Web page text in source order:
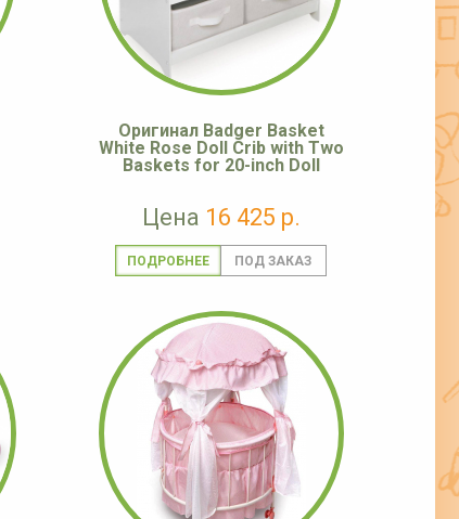
Оригинал Badger Basket
White Rose Doll Crib with Two
Baskets for 20-inch Doll
Цена 16 425 р.
ПОДРОБНЕЕ